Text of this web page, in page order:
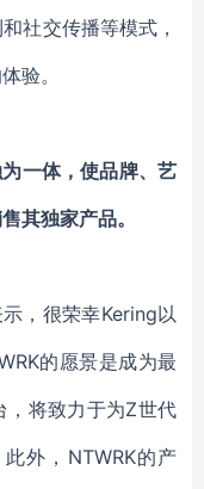
社交传播等模式 ，
验。
一体，使品牌、艺
其独家产品。
，很荣幸Kering以
的愿景是成为最
，将致力于为Z世代
外，NTWRK的产